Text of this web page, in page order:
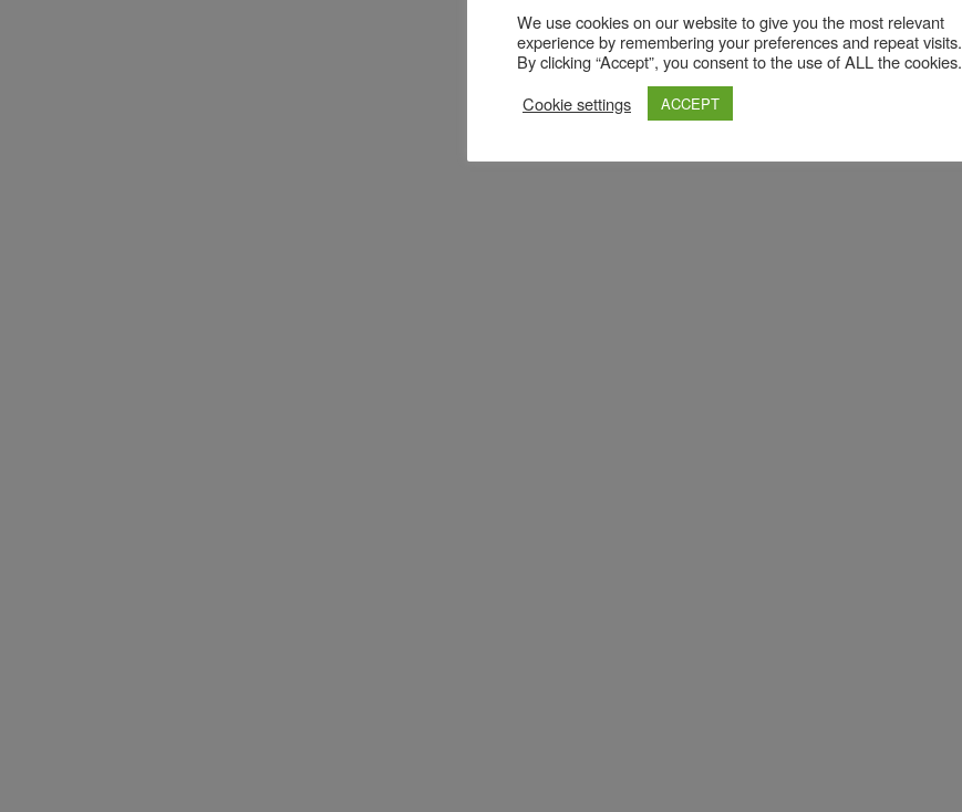
We use cookies on our website to give you the most relevant
experience by remembering your preferences and repeat visits.
By clicking “Accept”, you consent to the use of ALL the cookies.
Cookie settings
ACCEPT